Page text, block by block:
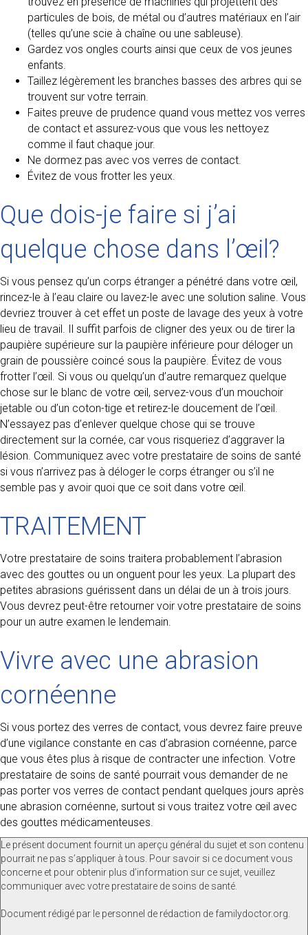
particules de bois, de métal ou d’autres matériaux en l’air
(telles qu’une scie à chaîne ou une sableuse).
Gardez vos ongles courts ainsi que ceux de vos jeunes
enfants.
Taillez légèrement les branches basses des arbres qui se
trouvent sur votre terrain.
Faites preuve de prudence quand vous mettez vos verres
de contact et assurez-vous que vous les nettoyez
comme il faut chaque jour.
Ne dormez pas avec vos verres de contact.
Évitez de vous frotter les yeux.
Que dois-je faire si j’ai
quelque chose dans l’œil?
Si vous pensez qu’un corps étranger a pénétré dans votre œil,
rincez-le à l’eau claire ou lavez-le avec une solution saline. Vous
devriez trouver à cet effet un poste de lavage des yeux à votre
lieu de travail. Il suffit parfois de cligner des yeux ou de tirer la
paupière supérieure sur la paupière inférieure pour déloger un
grain de poussière coincé sous la paupière. Évitez de vous
frotter l’œil. Si vous ou quelqu’un d’autre remarquez quelque
chose sur le blanc de votre œil, servez-vous d’un mouchoir
jetable ou d’un coton-tige et retirez-le doucement de l’œil.
N’essayez pas d’enlever quelque chose qui se trouve
directement sur la cornée, car vous risqueriez d’aggraver la
lésion. Communiquez avec votre prestataire de soins de santé
si vous n’arrivez pas à déloger le corps étranger ou s’il ne
semble pas y avoir quoi que ce soit dans votre œil.
TRAITEMENT
Votre prestataire de soins traitera probablement l’abrasion
avec des gouttes ou un onguent pour les yeux. La plupart des
petites abrasions guérissent dans un délai de un à trois jours.
Vous devrez peut-être retourner voir votre prestataire de soins
pour un autre examen le lendemain.
Vivre avec une abrasion
cornéenne
Si vous portez des verres de contact, vous devrez faire preuve
d’une vigilance constante en cas d’abrasion cornéenne, parce
que vous êtes plus à risque de contracter une infection. Votre
prestataire de soins de santé pourrait vous demander de ne
pas porter vos verres de contact pendant quelques jours après
une abrasion cornéenne, surtout si vous traitez votre œil avec
des gouttes médicamenteuses.
Le présent document fournit un aperçu général du sujet et son contenu
pourrait ne pas s’appliquer à tous. Pour savoir si ce document vous
concerne et pour obtenir plus d’information sur ce sujet, veuillez
communiquer avec votre prestataire de soins de santé.
Document rédigé par le personnel de rédaction de familydoctor.org.